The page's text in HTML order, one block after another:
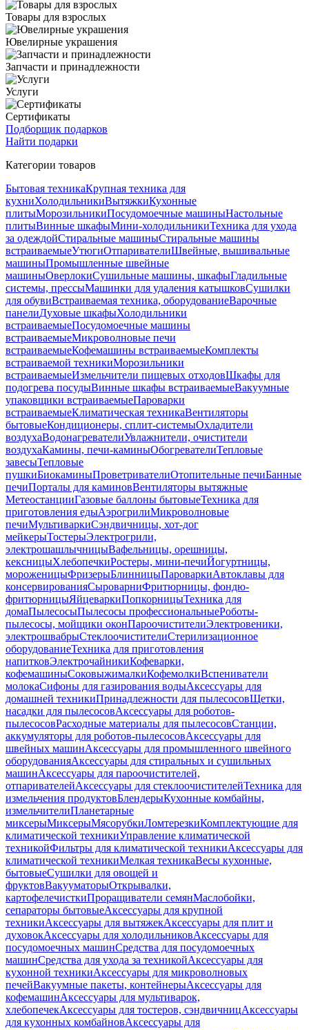
Товары для взрослых
Ювелирные украшения
Запчасти и принадлежности
Услуги
Сертификаты
Подборщик подарков
Найти подарки
Категории товаров
Бытовая техникаКрупная техника для
кухниХолодильникиВытяжкиКухонные
плитыМорозильникиПосудомоечные машиныНастольные
плитыВинные шкафыМини-холодильникиТехника для ухода
за одеждойСтиральные машиныСтиральные машины
встраиваемыеУтюгиОтпаривателиШвейные, вышивальные
машиныПромышленные швейные
машиныОверлокиСушильные машины, шкафыГладильные
системы, прессыМашинки для удаления катышковСушилки
для обувиВстраиваемая техника, оборудованиеВарочные
панелиДуховые шкафыХолодильники
встраиваемыеПосудомоечные машины
встраиваемыеМикроволновые печи
встраиваемыеКофемашины встраиваемыеКомплекты
встраиваемой техникиМорозильники
встраиваемыеИзмельчители пищевых отходовШкафы для
подогрева посудыВинные шкафы встраиваемыеВакуумные
упаковщики встраиваемыеПароварки
встраиваемыеКлиматическая техникаВентиляторы
бытовыеКондиционеры, сплит-системыОхладители
воздухаВодонагревателиУвлажнители, очистители
воздухаКамины, печи-каминыОбогревателиТепловые
завесыТепловые
пушкиБиокаминыПроветривателиОтопительные печиБанные
печиПорталы для каминовВентиляторы вытяжные
МетеостанцииГазовые баллоны бытовыеТехника для
приготовления едыАэрогрилиМикроволновые
печиМультиваркиСэндвичницы, хот-дог
мейкерыТостерыЭлектрогрили,
электрошашлычницыВафельницы, орешницы,
кексницыХлебопечкиРостеры, мини-печиЙогуртницы,
мороженицыФризерыБлинницыПароваркиАвтоклавы для
консервированияСыроварниФритюрницы, фондю-
фритюрницыЯйцеваркиПопкорницыТехника для
домаПылесосыПылесосы профессиональныеРоботы-
пылесосы, мойщики оконПароочистителиЭлектровеники,
электрошвабрыСтеклоочистителиСтерилизационное
оборудованиеТехника для приготовления
напитковЭлектрочайникиКофеварки,
кофемашиныСоковыжималкиКофемолкиВспениватели
молокаСифоны для газирования водыАксессуары для
домашней техникиПринадлежности для пылесосовЩетки,
насадки для пылесосовАксессуары для роботов-
пылесосовРасходные материалы для пылесосовСтанции,
аккумуляторы для роботов-пылесосовАксессуары для
швейных машинАксессуары для промышленного швейного
оборудованияАксессуары для стиральных и сушильных
машинАксессуары для пароочистителей,
отпаривателейАксессуары для стеклоочистителейТехника для
измельчения продуктовБлендерыКухонные комбайны,
измельчителиПланетарные
миксерыМиксерыМясорубкиЛомтерезкиКомплектующие для
климатической техникиУправление климатической
техникойФильтры для климатической техникиАксессуары для
климатической техникиМелкая техникаВесы кухонные,
бытовыеСушилки для овощей и
фруктовВакууматорыОткрывалки,
картофелечисткиПроращиватели семянМаслобойки,
сепараторы бытовыеАксессуары для крупной
техникиАксессуары для вытяжекАксессуары для плит и
духовокАксессуары для холодильниковАксессуары для
посудомоечных машинСредства для посудомоечных
машинСредства для ухода за техникойАксессуары для
кухонной техникиАксессуары для микроволновых
печейВакуумные пакеты, контейнерыАксессуары для
кофемашинАксессуары для мультиварок,
хлебопечекАксессуары для тостеров, сэндвичницАксессуары
для кухонных комбайновАксессуары для